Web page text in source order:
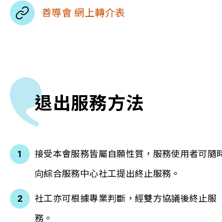
善導會 網上轉介表
退出服務方法
接受本會服務皆屬自願性質，服務使用者可隨
向綜合服務中心社工提出終止服務。
社工亦可根據專業判斷，經雙方協議後終止服
務。